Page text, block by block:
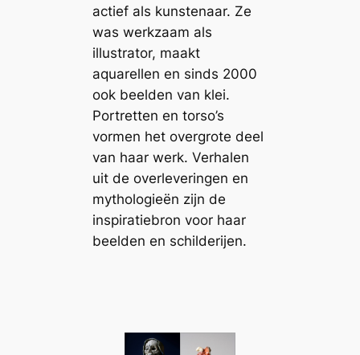
actief als kunstenaar. Ze
was werkzaam als
illustrator, maakt
aquarellen en sinds 2000
ook beelden van klei.
Portretten en torso’s
vormen het overgrote deel
van haar werk. Verhalen
uit de overleveringen en
mythologieën zijn de
inspiratiebron voor haar
beelden en schilderijen.